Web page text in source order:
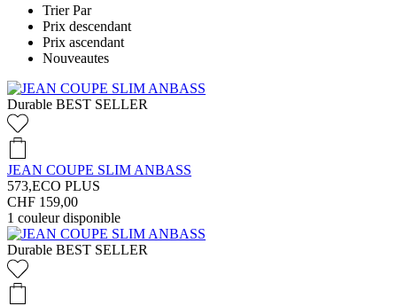
Trier Par
Prix descendant
Prix ascendant
Nouveautes
Durable BEST SELLER
JEAN COUPE SLIM ANBASS
573,ECO PLUS
CHF 159,00
1 couleur disponible
Durable BEST SELLER